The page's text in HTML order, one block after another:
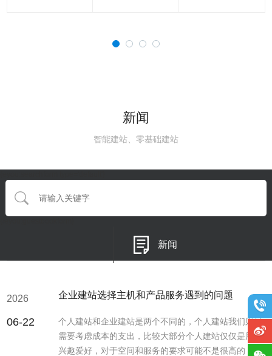
新闻
智能建站、零基础建站
新闻
2026
06-22
企业建站选择主机和产品服务遇到的问题
个人建站和企业建站是两个不同的，个人建站我们则是
需要考虑成本的支出，比较大部分个人建站仅仅是用于
兴趣爱好，对于空间和服务的要求可能不是很高的，而